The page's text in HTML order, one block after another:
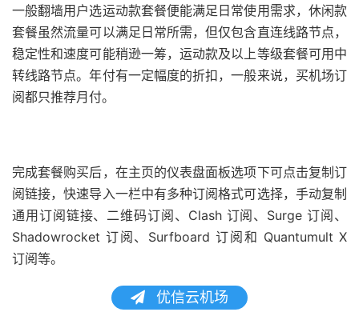
一般翻墙用户选运动款套餐便能满足日常使用需求，休闲款
套餐虽然流量可以满足日常所需，但仅包含直连线路节点，
稳定性和速度可能稍逊一筹，运动款及以上等级套餐可用中
转线路节点。年付有一定幅度的折扣，一般来说，买机场订
阅都只推荐月付。
完成套餐购买后，在主页的仪表盘面板选项下可点击复制订
阅链接，快速导入一栏中有多种订阅格式可选择，手动复制
通用订阅链接、二维码订阅、Clash 订阅、Surge 订阅、
Shadowrocket 订阅、Surfboard 订阅和 Quantumult X
订阅等。
优信云机场